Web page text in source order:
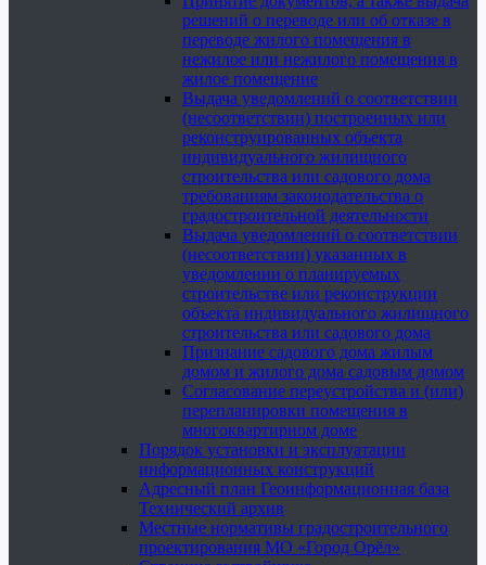
решений о переводе или об отказе в
переводе жилого помещения в
нежилое или нежилого помещения в
жилое помещение
Выдача уведомлений о соответствии
(несоответствии) построенных или
реконструированных объекта
индивидуального жилищного
строительства или садового дома
требованиям законодательства о
градостроительной деятельности
Выдача уведомлений о соответствии
(несоответствии) указанных в
уведомлении о планируемых
строительстве или реконструкции
объекта индивидуального жилищного
строительства или садового дома
Признание садового дома жилым
домом и жилого дома садовым домом
Согласование переустройства и (или)
перепланировки помещения в
многоквартирном доме
Порядок установки и эксплуатации
информационных конструкций
Адресный план Геоинформационная база
Технический архив
Местные нормативы градостроительного
проектирования МО «Город Орёл»